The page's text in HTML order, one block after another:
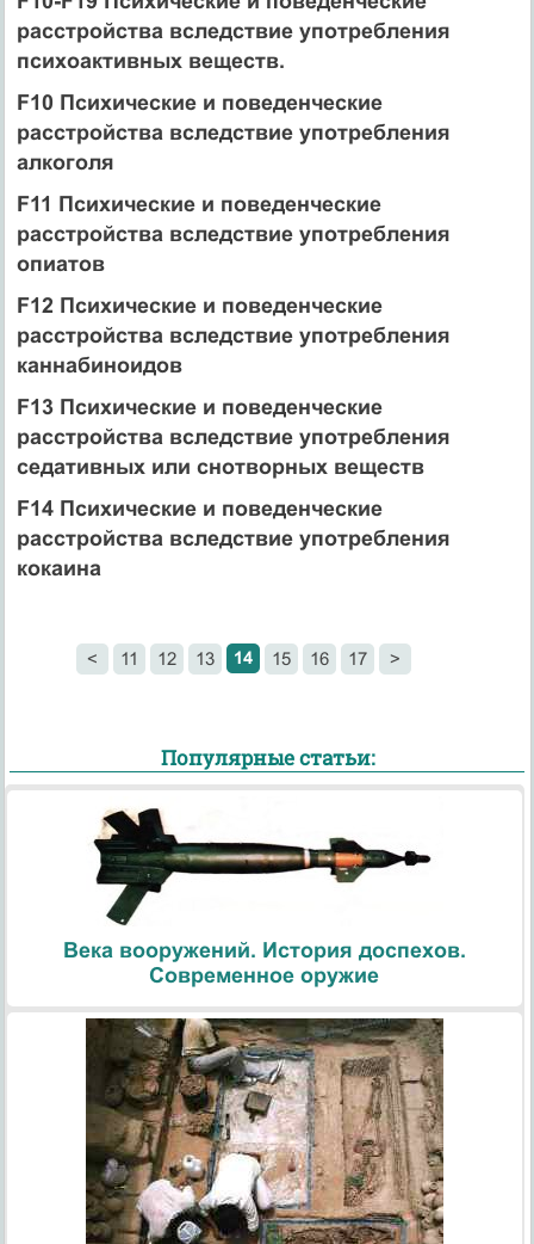
расстройства вследствие употребления
психоактивных веществ.
F10 Психические и поведенческие
расстройства вследствие употребления
алкоголя
F11 Психические и поведенческие
расстройства вследствие употребления
опиатов
F12 Психические и поведенческие
расстройства вследствие употребления
каннабиноидов
F13 Психические и поведенческие
расстройства вследствие употребления
седативных или снотворных веществ
F14 Психические и поведенческие
расстройства вследствие употребления
кокаина
< 11 12 13 14 15 16 17 >
Популярные статьи:
Века вооружений. История доспехов.
Современное оружие